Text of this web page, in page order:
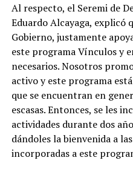
Al respecto, el Seremi de
Eduardo Alcayaga, explicó
Gobierno, justamente
este programa Vínculos y
necesarios. Nosotros
activo y este programa
que se encuentran en
escasas. Entonces, se les
actividades durante dos
dándoles la bienvenida a
incorporadas a este